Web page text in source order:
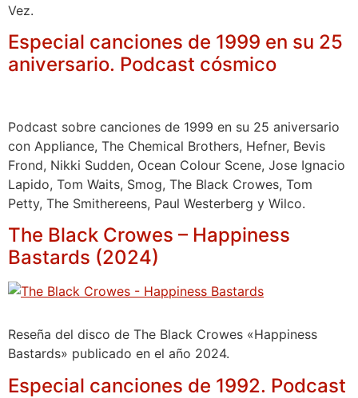
Vez.
Especial canciones de 1999 en su 25
aniversario. Podcast cósmico
Podcast sobre canciones de 1999 en su 25 aniversario
con Appliance, The Chemical Brothers, Hefner, Bevis
Frond, Nikki Sudden, Ocean Colour Scene, Jose Ignacio
Lapido, Tom Waits, Smog, The Black Crowes, Tom
Petty, The Smithereens, Paul Westerberg y Wilco.
The Black Crowes – Happiness
Bastards (2024)
Reseña del disco de The Black Crowes «Happiness
Bastards» publicado en el año 2024.
Especial canciones de 1992. Podcast